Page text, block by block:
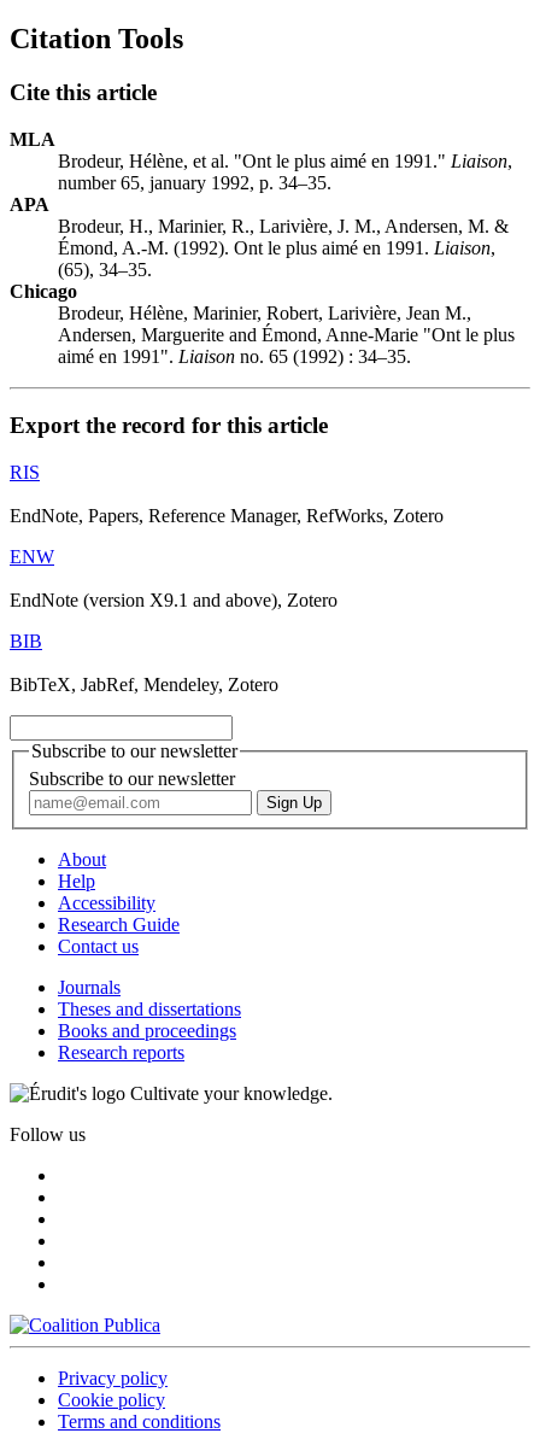
Citation Tools
Cite this article
MLA
Brodeur, Hélène, et al. "Ont le plus aimé en 1991." Liaison,
number 65, january 1992, p. 34–35.
APA
Brodeur, H., Marinier, R., Larivière, J. M., Andersen, M. &
Émond, A.-M. (1992). Ont le plus aimé en 1991. Liaison,
(65), 34–35.
Chicago
Brodeur, Hélène, Marinier, Robert, Larivière, Jean M.,
Andersen, Marguerite and Émond, Anne-Marie "Ont le plus
aimé en 1991". Liaison no. 65 (1992) : 34–35.
Export the record for this article
RIS
EndNote, Papers, Reference Manager, RefWorks, Zotero
ENW
EndNote (version X9.1 and above), Zotero
BIB
BibTeX, JabRef, Mendeley, Zotero
Subscribe to our newsletter
Subscribe to our newsletter
About
Help
Accessibility
Research Guide
Contact us
Journals
Theses and dissertations
Books and proceedings
Research reports
Cultivate your knowledge.
Follow us
Privacy policy
Cookie policy
Terms and conditions